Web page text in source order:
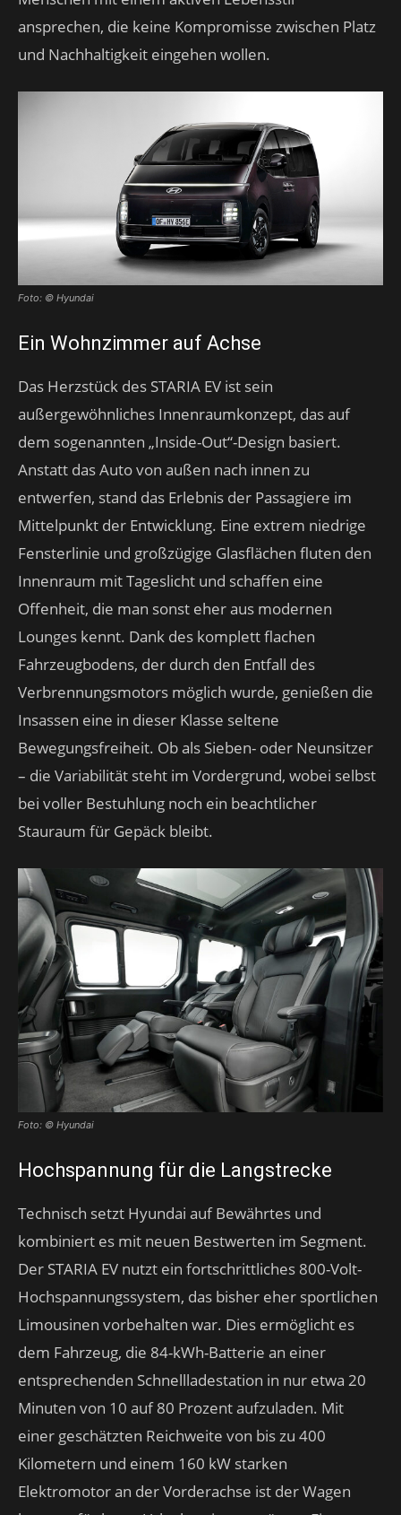
ansprechen, die keine Kompromisse zwischen Platz
und Nachhaltigkeit eingehen wollen.
Foto: © Hyundai
Ein Wohnzimmer auf Achse
Das Herzstück des STARIA EV ist sein
außergewöhnliches Innenraumkonzept, das auf
dem sogenannten „Inside-Out“-Design basiert.
Anstatt das Auto von außen nach innen zu
entwerfen, stand das Erlebnis der Passagiere im
Mittelpunkt der Entwicklung. Eine extrem niedrige
Fensterlinie und großzügige Glasflächen fluten den
Innenraum mit Tageslicht und schaffen eine
Offenheit, die man sonst eher aus modernen
Lounges kennt. Dank des komplett flachen
Fahrzeugbodens, der durch den Entfall des
Verbrennungsmotors möglich wurde, genießen die
Insassen eine in dieser Klasse seltene
Bewegungsfreiheit. Ob als Sieben- oder Neunsitzer
– die Variabilität steht im Vordergrund, wobei selbst
bei voller Bestuhlung noch ein beachtlicher
Stauraum für Gepäck bleibt.
Foto: © Hyundai
Hochspannung für die Langstrecke
Technisch setzt Hyundai auf Bewährtes und
kombiniert es mit neuen Bestwerten im Segment.
Der STARIA EV nutzt ein fortschrittliches 800-Volt-
Hochspannungssystem, das bisher eher sportlichen
Limousinen vorbehalten war. Dies ermöglicht es
dem Fahrzeug, die 84-kWh-Batterie an einer
entsprechenden Schnellladestation in nur etwa 20
Minuten von 10 auf 80 Prozent aufzuladen. Mit
einer geschätzten Reichweite von bis zu 400
Kilometern und einem 160 kW starken
Elektromotor an der Vorderachse ist der Wagen